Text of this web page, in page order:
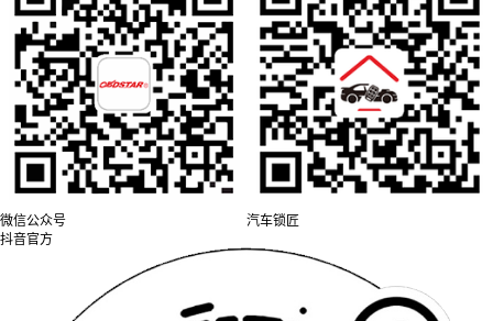
微信公众号
抖音官方
汽车锁匠